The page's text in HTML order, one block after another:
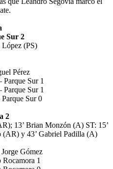
Sur 2
(PS)
Pérez
Sur 1
Sur 1
Sur 0
2
13’ Brian Monzón (A) ST: 15’
(AR) y 43’ Gabriel Padilla (A)
Gómez
1